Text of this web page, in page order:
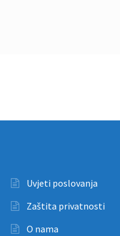
Uvjeti poslovanja
Zaštita privatnosti
O nama